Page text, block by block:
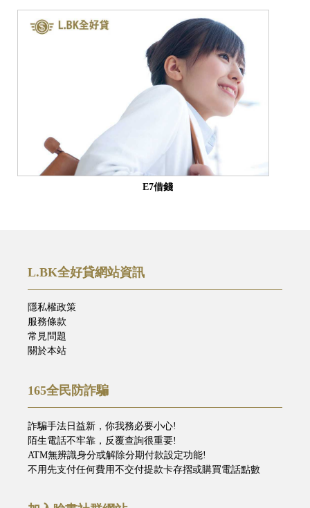
E7借錢
L.BK全好貸網站資訊
隱私權政策
服務條款
常見問題
關於本站
165全民防詐騙
詐騙手法日益新，你我務必要小心!
陌生電話不牢靠，反覆查詢很重要!
ATM無辨識身分或解除分期付款設定功能!
不用先支付任何費用不交付提款卡存摺或購買電話點數